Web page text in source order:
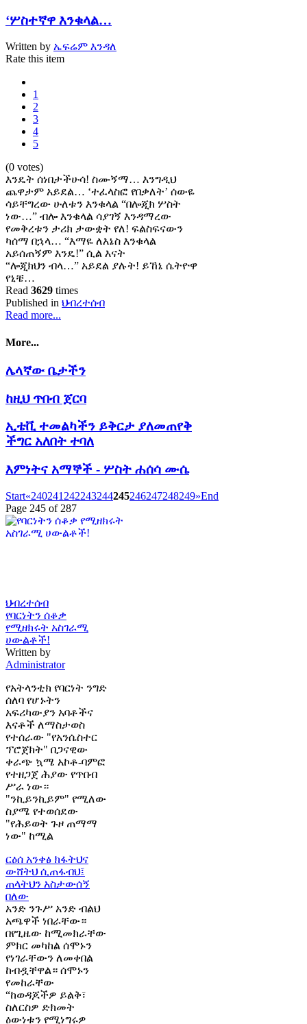
‘ሦስተኛዋ እንቁላል…
Written by ኤፍሬም እንዳለ
Rate this item
1
2
3
4
5
(0 votes)
እንዴት ሰነበታችሁሳ! ስሙኝማ… እንግዲህ
ጨዋታም አይደል… ‘ተፈላስፎ የበቃለት’ ሰውዬ
ሳይቸግረው ሁለቱን እንቁላል “በሎጂክ ሦስት
ነው…” ብሎ እንቁላል ሳያገኝ እንዳማረው
የመቅረቱን ታሪክ ታውቋት የለ! ፍልስፍናውን
ካሰማ በኋላ… “እማዬ ለእኔስ እንቁላል
አይሰጠኝም እንዴ!” ሲል እናት
“ሎጂክህን ብላ…” አይደል ያሉት! ይኸኔ ሴትዮዋ
የኒቼ…
Read 3629 times
Published in ህብረተሰብ
Read more...
More...
ሌላኛው ቤታችን
ከዚህ ጥበብ ጀርባ
ኢቴቪ ተመልካችን ይቅርታ ያለመጠየቅ
ችግር አለበት ተባለ
እምነትና አማኞች - ሦስት ሐሰሳ ሙሴ
Start«240241 242243244245246247248249»End
Page 245 of 287
ህብረተሰብ
የባርነትን ሰቆቃ
የሚዘክሩት አስገራሚ
ሀውልቶች!
Written by
Administrator
የአትላንቲክ የባርነት ንግድ
ሰለባ የሆኑትን
አፍሪካውያን አባቶችና
እናቶች ለማስታወስ
የተሰራው "የአንሴስተር
ፕሮጀክት" በጋናዊው
ቀራጭ ኳሜ አኮቶ-ባምፎ
የተዘጋጀ ሕያው የጥበብ
ሥራ ነው።
"ንኪይንኪይም" የሚለው
ስያሜ የተወሰደው
"የሕይወት ጉዞ ጠማማ
ነው" ከሚል
ርዕሰ አንቀፅ ክፋትህና
ውሸትህ ሲጠፋብህ፤
ጠላትህን አስታውሰኝ
በለው
አንድ ንጉሥ አንድ ብልህ
አጫዋች ነበራቸው።
በየጊዜው ከሚመክራቸው
ምክር መካከል ሰሞኑን
የነገራቸውን ለመቀበል
ከብዷቸዋል። ሰሞኑን
የመከራቸው
“ከወዳጆችዎ ይልቅ፣
ስለርስዎ ድክመት
ዕውነቱን የሚነግሩዎ